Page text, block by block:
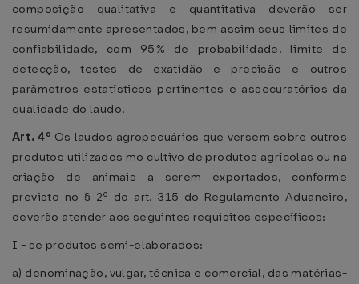
composição qualitativa e quantitativa deverão ser
resumidamente apresentados, bem assim seus limites de
confiabilidade, com 95% de probabilidade, limite de
detecção, testes de exatidão e precisão e outros
parâmetros estatísticos pertinentes e assecuratórios da
qualidade do laudo.
Art. 4º Os laudos agropecuários que versem sobre outros
produtos utilizados mo cultivo de produtos agrícolas ou na
criação de animais a serem exportados, conforme
previsto no § 2º do art. 315 do Regulamento Aduaneiro,
deverão atender aos seguintes requisitos específicos:
I - se produtos semi-elaborados:
a) denominação, vulgar, técnica e comercial, das matérias-